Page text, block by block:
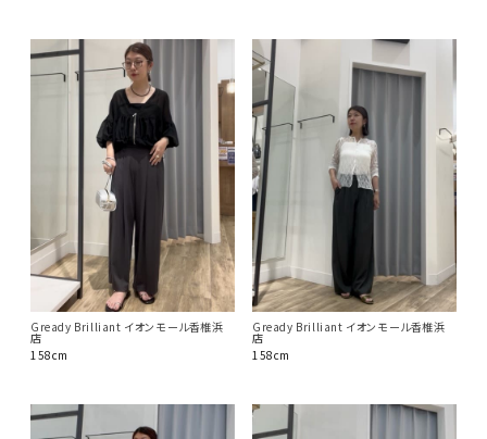
Gready Brilliant イオンモール香椎浜
店
158cm
Gready Brilliant イオンモール香椎浜
店
158cm